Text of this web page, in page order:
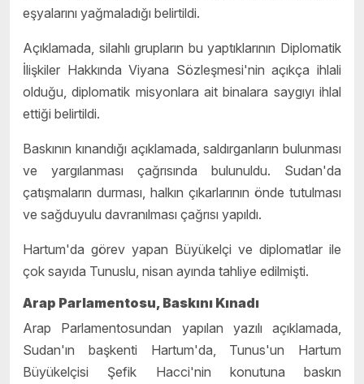
eşyalarını yağmaladığı belirtildi.
Açıklamada, silahlı grupların bu yaptıklarının Diplomatik
İlişkiler Hakkında Viyana Sözleşmesi'nin açıkça ihlali
olduğu, diplomatik misyonlara ait binalara saygıyı ihlal
ettiği belirtildi.
Baskının kınandığı açıklamada, saldırganların bulunması
ve yargılanması çağrısında bulunuldu. Sudan'da
çatışmaların durması, halkın çıkarlarının önde tutulması
ve sağduyulu davranılması çağrısı yapıldı.
Hartum'da görev yapan Büyükelçi ve diplomatlar ile
çok sayıda Tunuslu, nisan ayında tahliye edilmişti.
Arap Parlamentosu, Baskını Kınadı
Arap Parlamentosundan yapılan yazılı açıklamada,
Sudan'ın başkenti Hartum'da, Tunus'un Hartum
Büyükelçisi Şefik Hacci'nin konutuna baskın